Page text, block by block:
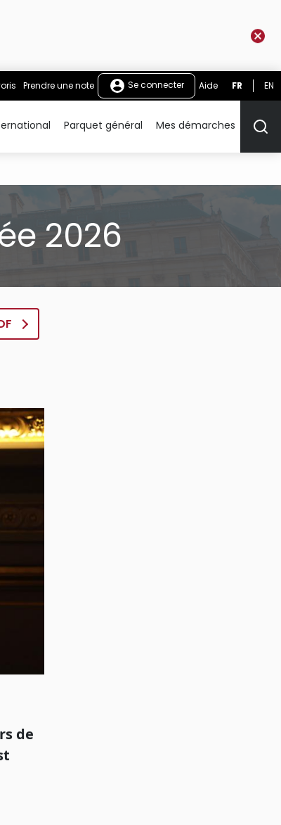
Prendre une note Se connecter Aide FR EN
Parquet général Mes démarches
2026
de